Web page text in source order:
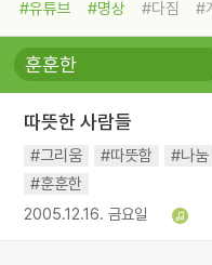
#유튜브 #명상 #다짐 #
#비전캠프
#독서캠프 #삶
#희망
#나눔 #친구 #링
#독서
#건강 #면역력
따뜻한 사람들
#그리움 #따뜻함 #나눔
#훈훈한
2005.12.16. 금요일